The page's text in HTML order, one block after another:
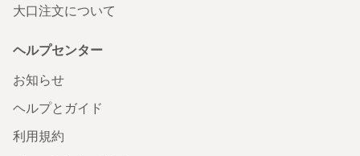
大口注文について
ヘルプセンター
お知らせ
ヘルプとガイド
利用規約